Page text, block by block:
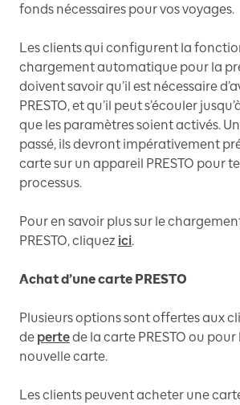
fonds nécessaires pour vos voyages.
Les clients qui configurent la
chargement automatique pour la
doivent savoir qu’il est nécessaire
PRESTO, et qu’il peut s’écouler
que les paramètres soient activés.
passé, ils devront impérativement
carte sur un appareil PRESTO pour
processus.
Pour en savoir plus sur le
PRESTO, cliquez ici.
Achat d’une carte PRESTO
Plusieurs options sont offertes aux
de pertede la carte PRESTO ou pour
nouvelle carte.
Les clients peuvent acheter une carte